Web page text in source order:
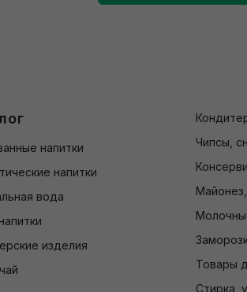
напитки
напитки
вода
изделия
Чипсы,
Товары
Стирка,